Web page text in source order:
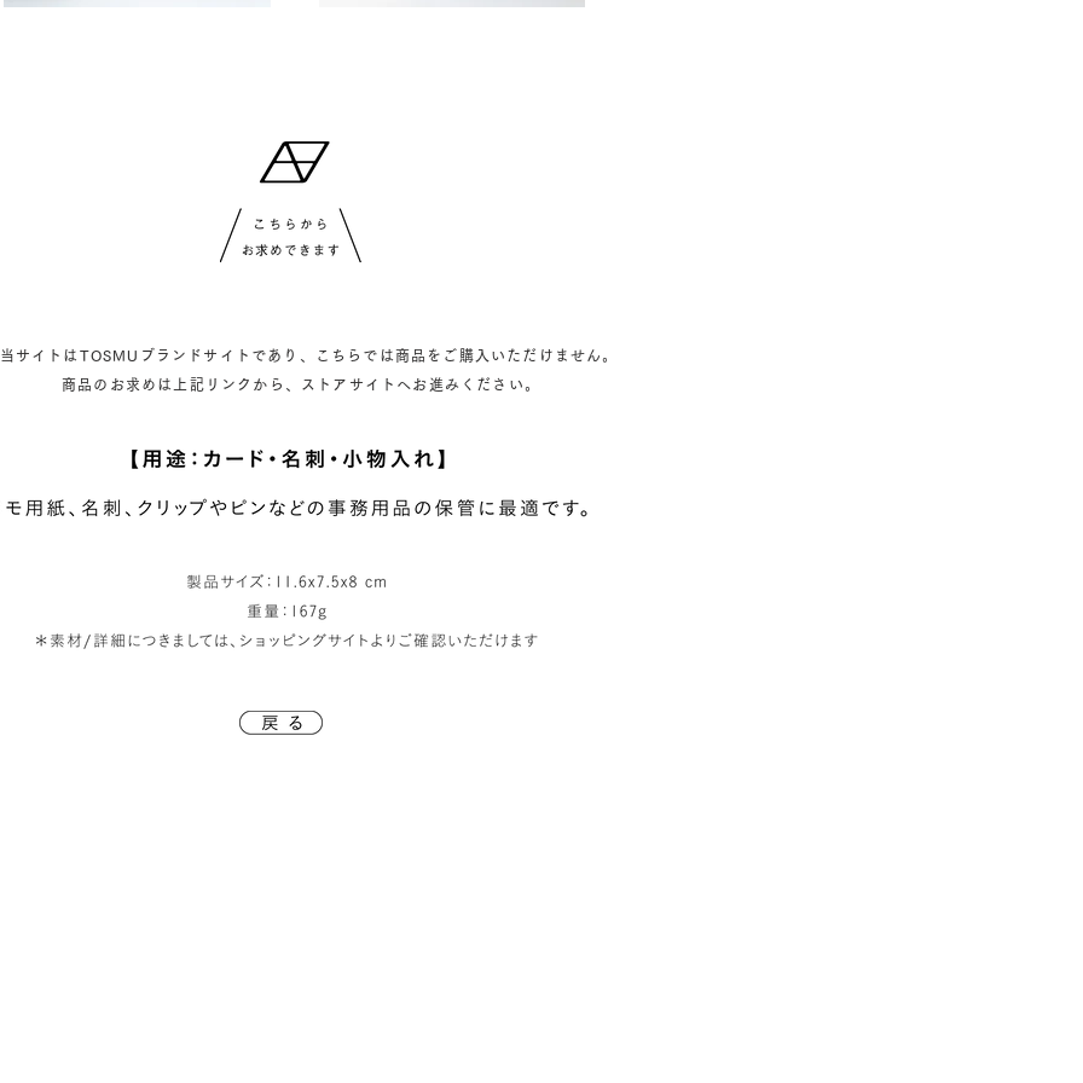
サイトはTOSMUブランドサイトであり、こちらでは商品をご購入いただけません。
商品のお求めは上記リンクから、ストアサイトへお進みください。